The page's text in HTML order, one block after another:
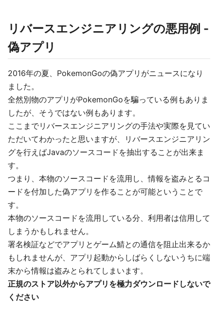
リバースエンジニアリングの悪用例 -
偽アプリ
2016年の夏、PokemonGoの偽アプリがニュースになり
ました。
全然別物のアプリがPokemonGoを騙っている例もありま
したが、そうではない例もあります。
ここまでリバースエンジニアリングの手法や実際を見てい
ただいてわかったと思いますが、リバースエンジニアリン
グを行えばJavaのソースコードを抽出することが出来ま
す。
つまり、本物のソースコードを流用し、情報を盗みとるコ
ードを付加した偽アプリを作ることが可能ということで
す。
本物のソースコードを流用している分、利用者は信用して
しまうかもしれません。
署名検証などでアプリとゲーム鯖との通信を阻止出来るか
もしれませんが、アプリ起動からしばらくしないうちに端
末から情報は盗みとられてしまいます。
正規のストア以外からアプリを極力ダウンロードしないで
ください